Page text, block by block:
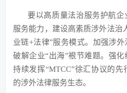
要以高质量法治服务护航企
服务能力，建设高素质涉外法治
业链+法律”服务模式。加强涉
破解企业“出海”裉节难题。强化
持续发挥“MTCC”徐汇协议的先
的涉外法律服务生态。